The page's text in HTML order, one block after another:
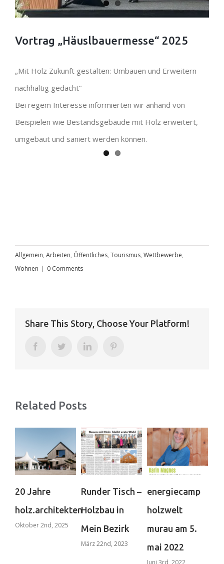
Vortrag „Häuslbauermesse“ 2025
„Mit Holz Zukunft gestalten: Umbauen und Erweitern
nachhaltig gedacht“
Bei regem Interesse informierten wir anhand von
Beispielen wie Bestandsgebäude mit Holz erweitert,
umgebaut und saniert werden können.
Allgemein, Arbeiten, Öffentliches, Tourismus, Wettbewerbe,
Wohnen | 0 Comments
Share This Story, Choose Your Platform!
Facebook Twitter LinkedIn
Related Posts
20 Jahre
holz.architekten
Oktober 2nd, 2025
Runder Tisch –
Holzbau in
Mein Bezirk
März 22nd, 2023
energiecamp
holzwelt
murau am 5.
mai 2022
Juni 3rd, 2022